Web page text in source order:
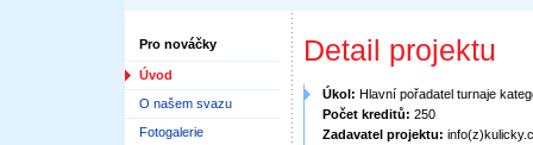
Pro nováčky
Úvod
O našem svazu
Fotogalerie
Detail projektu
Úkol: Hlavní pořadatel turnaje
Počet kreditů: 250
Zadavatel projektu: